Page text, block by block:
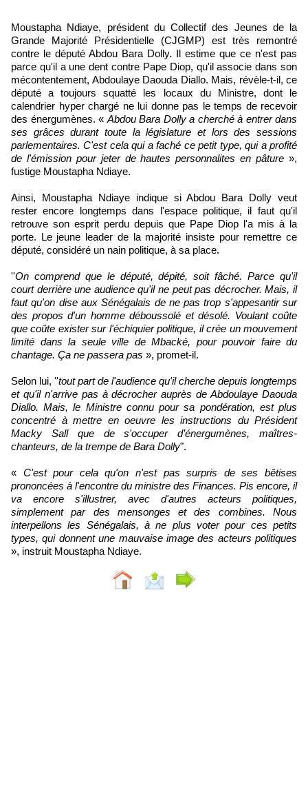
Moustapha Ndiaye, président du Collectif des Jeunes de la
Grande Majorité Présidentielle (CJGMP) est très remontré
contre le député Abdou Bara Dolly. Il estime que ce n'est pas
parce qu'il a une dent contre Pape Diop, qu'il associe dans son
mécontentement, Abdoulaye Daouda Diallo. Mais, révèle-t-il, ce
député a toujours squatté les locaux du Ministre, dont le
calendrier hyper chargé ne lui donne pas le temps de recevoir
des énergumènes. « Abdou Bara Dolly a cherché à entrer dans
ses grâces durant toute la législature et lors des sessions
parlementaires. C'est cela qui a faché ce petit type, qui a profité
de l'émission pour jeter de hautes personnalites en pâture »,
fustige Moustapha Ndiaye.
Ainsi, Moustapha Ndiaye indique si Abdou Bara Dolly veut
rester encore longtemps dans l'espace politique, il faut qu'il
retrouve son esprit perdu depuis que Pape Diop l'a mis à la
porte. Le jeune leader de la majorité insiste pour remettre ce
député, considéré un nain politique, à sa place.
''On comprend que le député, dépité, soit fâché. Parce qu'il
court derrière une audience qu'il ne peut pas décrocher. Mais, il
faut qu'on dise aux Sénégalais de ne pas trop s'appesantir sur
des propos d'un homme déboussolé et désolé. Voulant coûte
que coûte exister sur l'échiquier politique, il crée un mouvement
limité dans la seule ville de Mbacké, pour pouvoir faire du
chantage. Ça ne passera pas », promet-il.
Selon lui, ''tout part de l'audience qu'il cherche depuis longtemps
et qu'il n'arrive pas à décrocher auprès de Abdoulaye Daouda
Diallo. Mais, le Ministre connu pour sa pondération, est plus
concentré à mettre en oeuvre les instructions du Président
Macky Sall que de s'occuper d’énergumènes, maîtres-
chanteurs, de la trempe de Bara Dolly".
« C'est pour cela qu'on n'est pas surpris de ses bêtises
prononcées à l'encontre du ministre des Finances. Pis encore, il
va encore s'illustrer, avec d'autres acteurs politiques,
simplement par des mensonges et des combines. Nous
interpellons les Sénégalais, à ne plus voter pour ces petits
types, qui donnent une mauvaise image des acteurs politiques
», instruit Moustapha Ndiaye.